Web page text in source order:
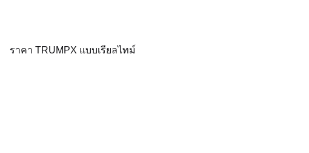
ราคา TRUMPX แบบเรียลไทม์